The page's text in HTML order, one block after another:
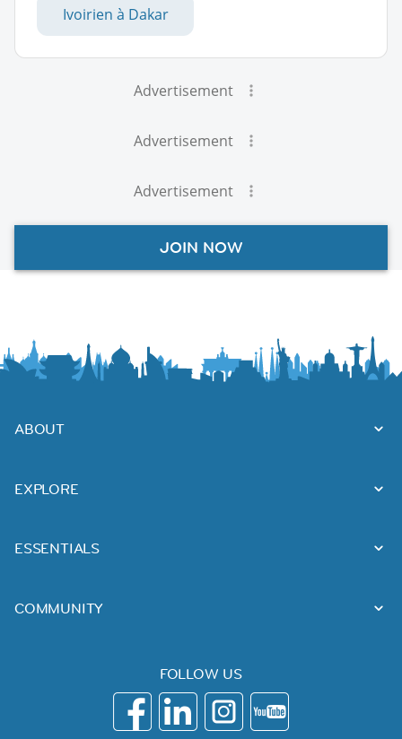
Ivoirien à Dakar
Advertisement
Advertisement
Advertisement
JOIN NOW
ABOUT
EXPLORE
ESSENTIALS
COMMUNITY
FOLLOW US